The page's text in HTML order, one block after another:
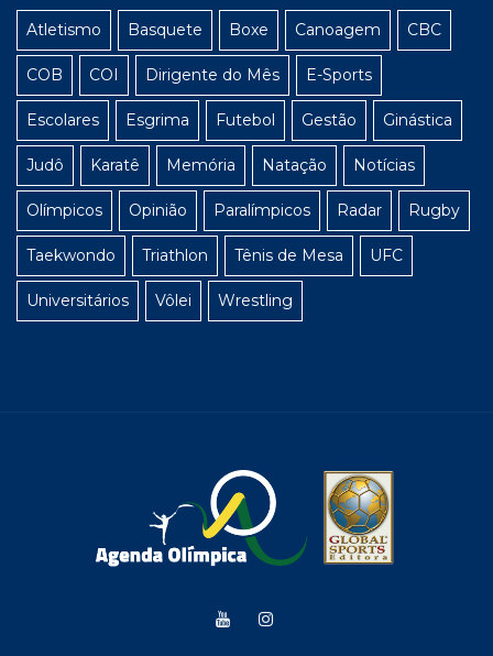
Atletismo Basquete Boxe Canoagem CBC
COB COI Dirigente do Mês E-Sports
Escolares Esgrima Futebol Gestão Ginástica
Judô Karatê Memória Natação Notícias
Olímpicos Opinião Paralímpicos Radar Rugby
Taekwondo Triathlon Tênis de Mesa UFC
Universitários Vôlei Wrestling